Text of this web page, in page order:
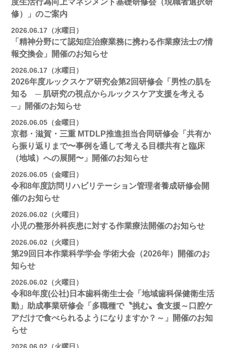
度生活行為向上マネジメント基礎研修会（現職者選択研
修）」のご案内
2026.06.17（水曜日）
「精神分野にて認知症治療業務に携わる作業療法士の情
報交換会」開催のお知らせ
2026.06.17（水曜日）
2026年度ルックスケア研究会第2回研修会「男性の肌を
知る ─ 肌研究の視点からルックスケア支援を考える
─」開催のお知らせ
2026.06.05（金曜日）
京都・滋賀・三重 MTDLP推進担当合同研修会「共有か
ら振り返りまで〜事例を通して考える目標共有と臨床
（地域）への展開〜」開催のお知らせ
2026.06.05（金曜日）
令和8年度訪問リハビリテーション管理者養成研修会開
催のお知らせ
2026.06.02（火曜日）
小児の整形外科疾患に対する作業療法開催のお知らせ
2026.06.02（火曜日）
第29回日本作業科学学会 学術大会（2026年）開催のお
知らせ
2026.06.02（火曜日）
令和8年度(公社)日本歯科衛生士会「地域歯科保健衛生活
動」助成事業研修会「多職種で〝挑む〟食支援～口腔ケ
アだけで食べられるようになりますか？～」開催のお知
らせ